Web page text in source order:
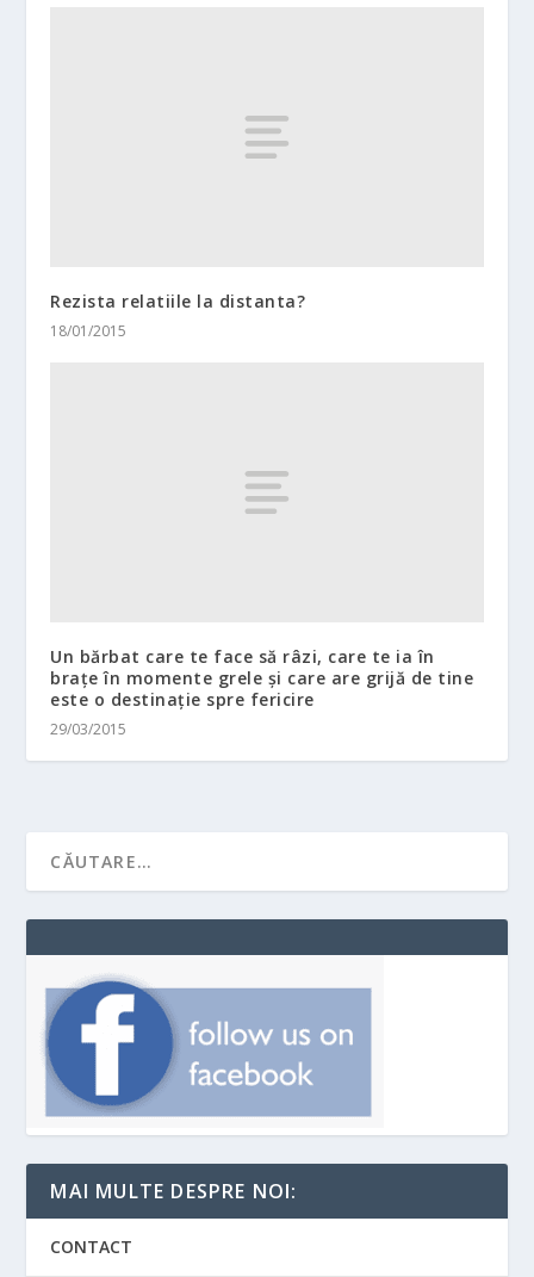
Rezista relatiile la distanta?
18/01/2015
Un bărbat care te face să râzi, care te ia în
brațe în momente grele și care are grijă de tine
este o destinație spre fericire
29/03/2015
MAI MULTE DESPRE NOI:
CONTACT